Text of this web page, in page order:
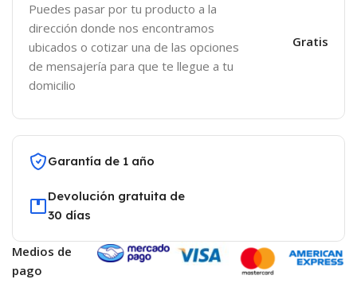
Puedes pasar por tu producto a la
dirección donde nos encontramos
ubicados o cotizar una de las opciones
de mensajería para que te llegue a tu
domicilio
Gratis
Garantía de 1 año
Devolución gratuita de
30 días
Medios de
pago